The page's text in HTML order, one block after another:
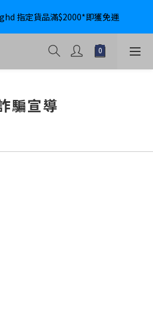
指定貨品滿$2000*即獲免運
指定貨品滿$2000*即獲免運
｜ Shop above HK$4800 Free
騙宣導